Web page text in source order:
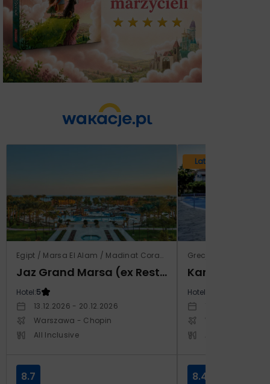
Egipt / Marsa El Alam / Madinat Coraya
Jaz Grand Marsa (ex Resta Grand Resort)
Hotel:5
13.12.2026 - 20.12.2026
Warszawa - Chopin
All Inclusive
8.7
Lato 2026
Grecja / Samos /
Kampos
Hotel:
Warszawa -
8.4